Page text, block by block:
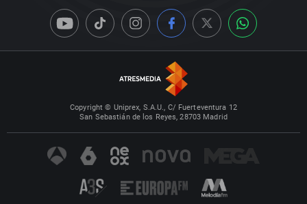
Copyright © Uniprex, S.A.U., C/ Fuerteventura 12
San Sebastián de los Reyes, 28703 Madrid